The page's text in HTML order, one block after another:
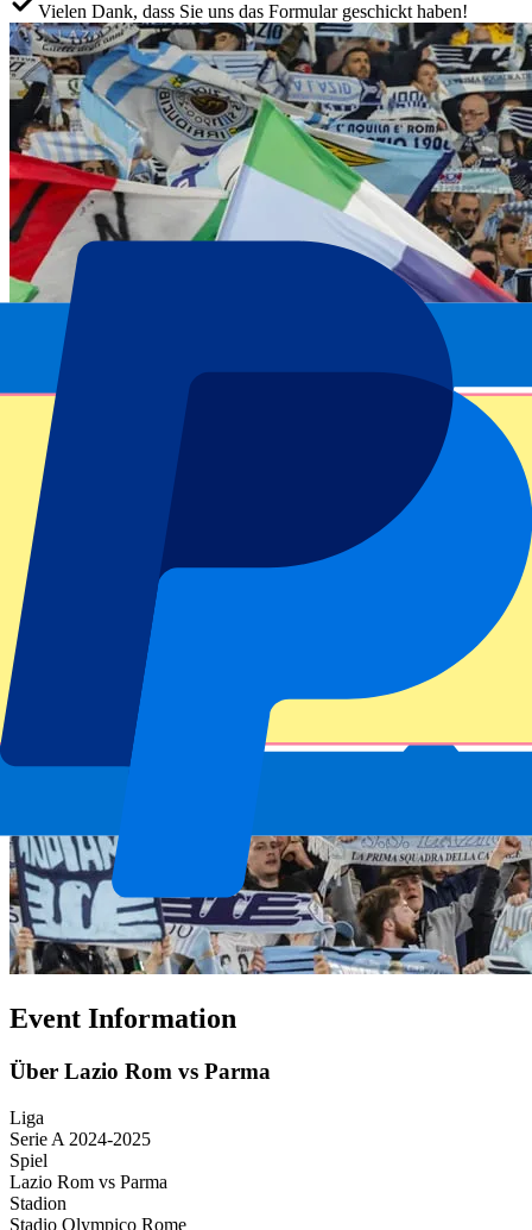
Vielen Dank, dass Sie uns das Formular geschickt haben!
Event Information
Über Lazio Rom vs Parma
Liga
Serie A 2024-2025
Spiel
Lazio Rom vs Parma
Stadion
Stadio Olympico Rome